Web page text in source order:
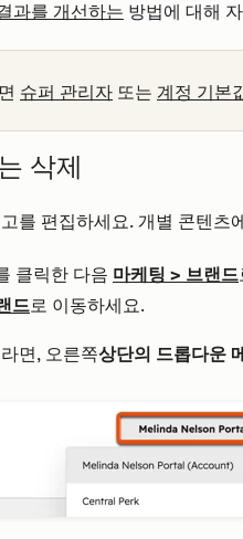
과를 개선하는 방법에 대해
슈퍼 관리자 또는 계정 기본
삭제
를 편집하세요. 개별 콘텐츠
클릭한 다음 마케팅 > 브랜드
드로 이동하세요.
면, 오른쪽상단의 드롭다운